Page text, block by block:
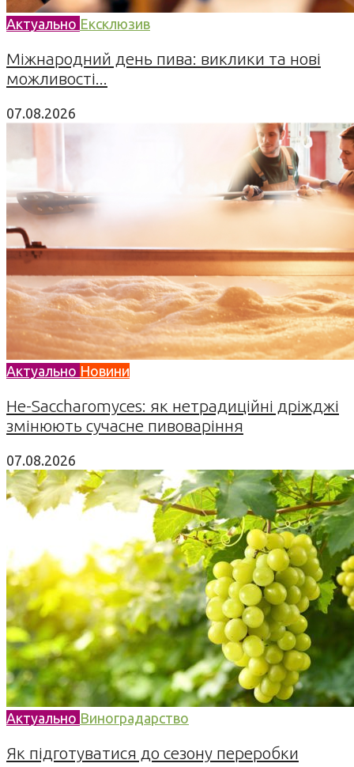
Актуально Ексклюзив
Міжнародний день пива: виклики та нові
можливості...
07.08.2026
Актуально Новини
Не-Saccharomyces: як нетрадиційні дріжджі
змінюють сучасне пивоваріння
07.08.2026
Актуально Виноградарство
Як підготуватися до сезону переробки